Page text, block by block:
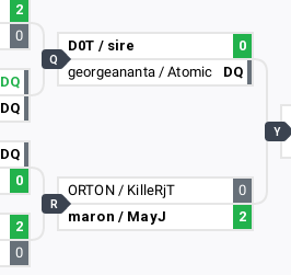
2
0
DQ
DQ
DQ
0
2
0
D0T / sire
0
georgeananta / Atomic
DQ
Q
ORTON / KilleRjT
0
maron / MayJ
2
R
Y